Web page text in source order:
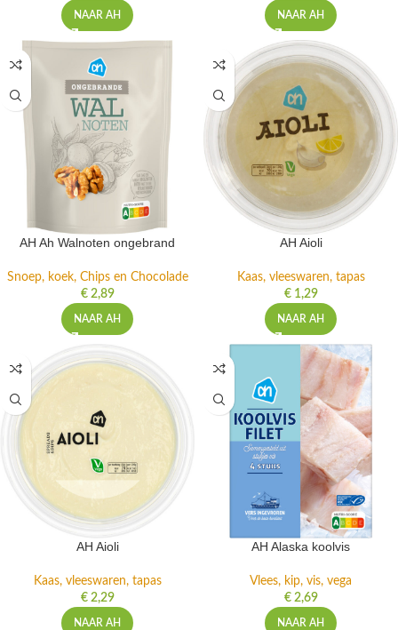
NAAR AH NAAR AH
AH Ah Walnoten ongebrand
Snoep, koek, Chips en Chocolade
€2,89
NAAR AH
AH Aioli
Kaas, vleeswaren, tapas
€1,29
NAAR AH
AH Aioli
Kaas, vleeswaren, tapas
€2,29
NAAR AH
AH Alaska koolvis
Vlees, kip, vis, vega
€2,69
NAAR AH